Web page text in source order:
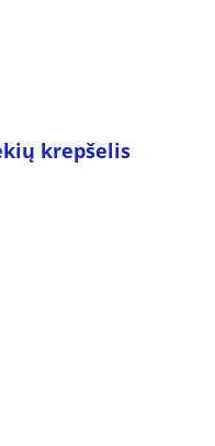
krepšelis